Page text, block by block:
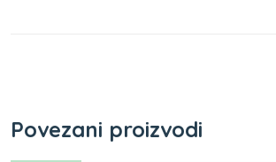
Povezani proizvodi